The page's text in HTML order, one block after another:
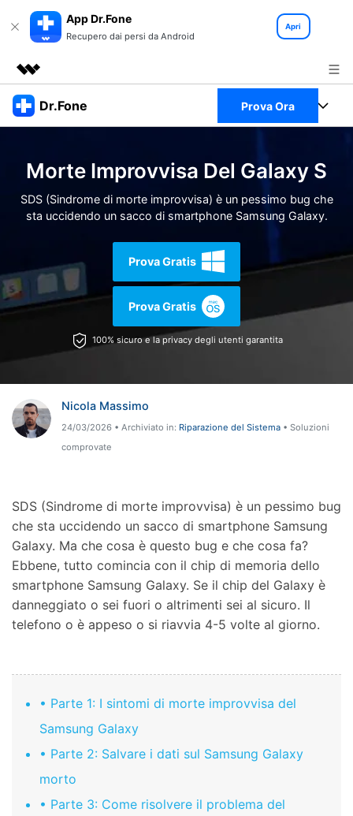
App Dr.Fone
Recupero dai persi da Android
Apri
Prodotti in evidenza
Panoramica
Soluzione
Chi siamo
Sala stampa
Dr.Fone Prova Ora
Visualizza il Full Toolkit >
Prodotti
Per Mobile
Strumenti Online
Visualizza Tutte Le App
Scopri & Supporto
Gestione di Dati
Riparazione Telefono
Esplora Tutte Le Soluzioni
Accedi
Morte Improvvisa Del Galaxy S
SDS (Sindrome di morte improvvisa) è un pessimo bug che
sta uccidendo un sacco di smartphone Samsung Galaxy.
Prova Gratis
Prova Gratis
100% sicuro e la privacy degli utenti garantita
Nicola Massimo
24/03/2026 • Archiviato in: Riparazione del Sistema• Soluzioni
comprovate
SDS (Sindrome di morte improvvisa) è un pessimo bug
che sta uccidendo un sacco di smartphone Samsung
Galaxy. Ma che cosa è questo bug e che cosa fa?
Ebbene, tutto comincia con il chip di memoria dello
smartphone Samsung Galaxy. Se il chip del Galaxy è
danneggiato o sei fuori o altrimenti sei al sicuro. Il
telefono o è appeso o si riavvia 4-5 volte al giorno.
• Parte 1: I sintomi di morte improvvisa del
Samsung Galaxy
• Parte 2: Salvare i dati sul Samsung Galaxy
morto
• Parte 3: Come risolvere il problema del